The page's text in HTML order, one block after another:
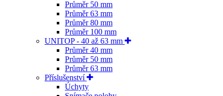
Průměr 50 mm
Průměr 63 mm
Průměr 80 mm
Průměr 100 mm
UNITOP - 40 až 63 mm
Průměr 40 mm
Průměr 50 mm
Průměr 63 mm
Příslušenství
Úchyty